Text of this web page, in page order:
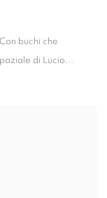
buchi che
di Lucio...